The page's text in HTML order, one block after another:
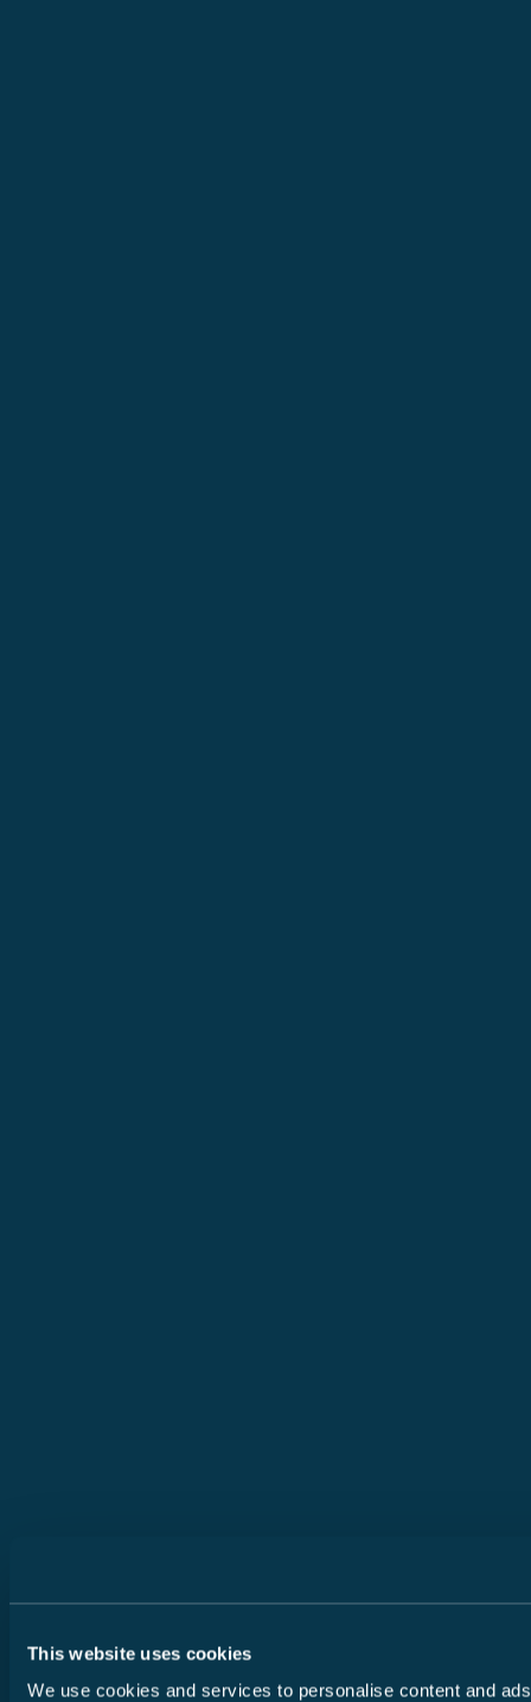
This website uses cookies
We use cookies and services to personalise content and